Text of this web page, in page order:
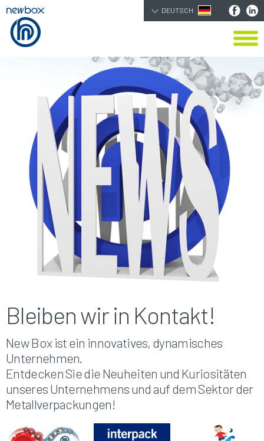
DEUTSCH
Bleiben wir in Kontakt!
New Box ist ein innovatives, dynamisches
Unternehmen.
Entdecken Sie die Neuheiten und Kuriositäten
unseres Unternehmens und auf dem Sektor der
Metallverpackungen!